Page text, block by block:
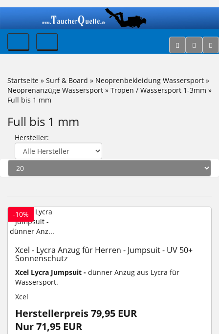
Startseite » Surf & Board » Neoprenbekleidung Wassersport »
Neoprenanzüge Wassersport » Tropen / Wassersport 1-3mm »
Full bis 1 mm
Full bis 1 mm
Hersteller:
-10%
Xcel - Lycra Anzug für Herren - Jumpsuit - UV 50+
Sonnenschutz
Xcel Lycra Jumpsuit - dünner Anzug aus Lycra für
Wassersport.
Xcel
Herstellerpreis 79,95 EUR
Nur 71,95 EUR